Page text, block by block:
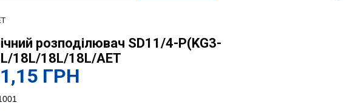
розподілювач SD11/4-P(KG3-
18L/18L/18L/AET
ГРН